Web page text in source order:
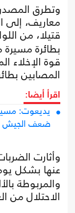
وتطرق
معاريف، إلى
قتيلا، من
بطائرة
قوة الإخلاء
المصابين
اقرأ أيضا:
يديعوت:
ضعف الجيش
وأثارت
عنها بشكل
والمربوطة
الاحتلال من